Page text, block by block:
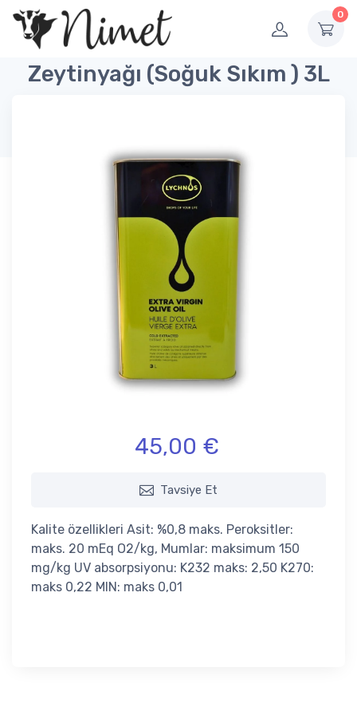
0
Zeytinyağı (Soğuk Sıkım ) 3L
45,00 €
Tavsiye Et
Kalite özellikleri Asit: %0,8 maks. Peroksitler:
maks. 20 mEq O2/kg, Mumlar: maksimum 150
mg/kg UV absorpsiyonu: K232 maks: 2,50 K270:
maks 0,22 MIN: maks 0,01